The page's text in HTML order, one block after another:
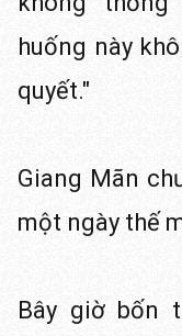
huống này
quyết."
Giang Mãn
một ngày thế
Bây giờ bốn